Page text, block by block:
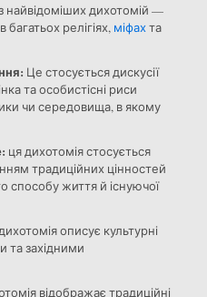
найвідоміших дихотомій —
релігіях, міфахта
Це стосується дискусії
та особистісні риси
чи середовища, в якому
ця дихотомія стосується
традиційних цінностей
способу життя й існуючої
описує культурні
та західними
відображає традиційні